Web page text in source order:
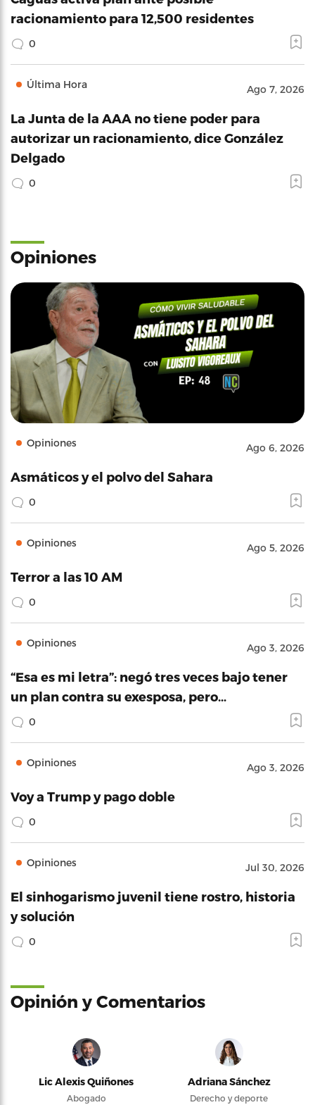
racionamiento para 12,500 residentes
0
Última Hora Ago 7, 2026
La Junta de la AAA no tiene poder para
autorizar un racionamiento, dice González
Delgado
0
Opiniones
Opiniones Ago 6, 2026
Asmáticos y el polvo del Sahara
0
Opiniones Ago 5, 2026
Terror a las 10 AM
0
Opiniones Ago 3, 2026
“Esa es mi letra”: negó tres veces bajo tener
un plan contra su exesposa, pero…
0
Opiniones Ago 3, 2026
Voy a Trump y pago doble
0
Opiniones Jul 30, 2026
El sinhogarismo juvenil tiene rostro, historia
y solución
0
Opinión y Comentarios
Lic Alexis Quiñones
Abogado
Adriana Sánchez
Derecho y deporte